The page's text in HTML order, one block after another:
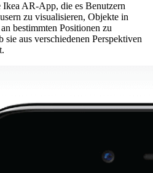
AR-App, die es Benutzern
zu visualisieren, Objekte in
bestimmten Positionen zu
aus verschiedenen Perspektiven